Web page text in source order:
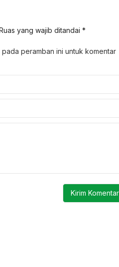
yang wajib ditandai *
peramban ini untuk komentar